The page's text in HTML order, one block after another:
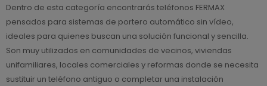
Dentro de esta categoría encontrarás teléfonos FERMAX
pensados para sistemas de portero automático sin vídeo,
ideales para quienes buscan una solución funcional y sencilla.
Son muy utilizados en comunidades de vecinos, viviendas
unifamiliares, locales comerciales y reformas donde se necesita
sustituir un teléfono antiguo o completar una instalación